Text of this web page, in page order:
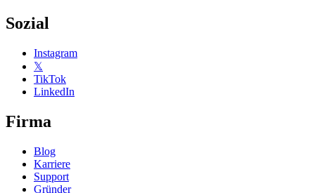
Sozial
Instagram
𝕏
TikTok
LinkedIn
Firma
Blog
Karriere
Support
Gründer